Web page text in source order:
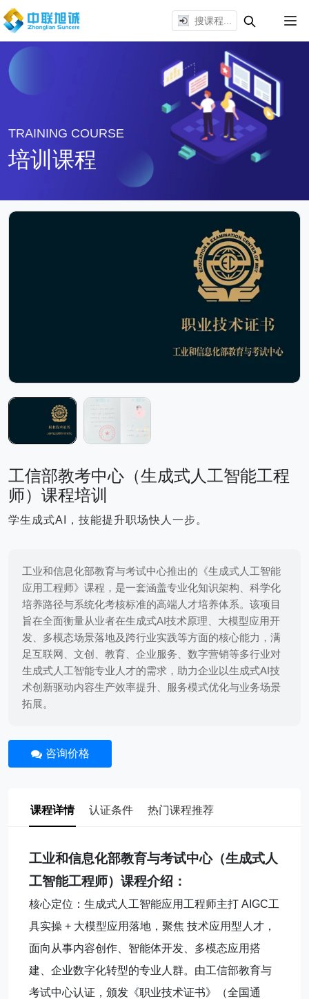
TRAINING COURSE
培训课程
工信部教考中心（生成式人工智能工程
师）课程培训
学生成式AI，技能提升职场快人一步。
工业和信息化部教育与考试中心推出的《生成式人工智能
应用工程师》课程，是一套涵盖专业化知识架构、科学化
培养路径与系统化考核标准的高端人才培养体系。该项目
旨在全面衡量从业者在生成式AI技术原理、大模型应用开
发、多模态场景落地及跨行业实践等方面的核心能力，满
足互联网、文创、教育、企业服务、数字营销等多行业对
生成式人工智能专业人才的需求，助力企业以生成式AI技
术创新驱动内容生产效率提升、服务模式优化与业务场景
拓展。‌‌
咨询价格
课程详情 认证条件 热门课程推荐
工业和信息化部教育与考试中心（生成式人
工智能工程师）课程介绍：
核心定位：生成式人工智能应用工程师主打 AIGC工
具实操 + 大模型应用落地，聚焦 技术应用型人才，
面向从事内容创作、智能体开发、多模态应用搭
建、企业数字化转型的专业人群。由工信部教育与
考试中心认证，颁发《职业技术证书》（全国通